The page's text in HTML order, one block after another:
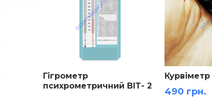
Гігрометр
психрометричний ВІТ- 2
Курвіметр
490 грн.